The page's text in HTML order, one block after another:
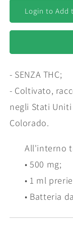
Halo
-
Blend
-
Login to Add
- SENZA THC;
- Coltivato,
negli Stati
Colorado.
All'interno
• 500 mg;
• 1 ml
• Batteria